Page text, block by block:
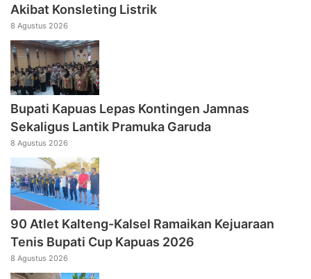
Akibat Konsleting Listrik
8 Agustus 2026
Bupati Kapuas Lepas Kontingen Jamnas
Sekaligus Lantik Pramuka Garuda
8 Agustus 2026
90 Atlet Kalteng-Kalsel Ramaikan Kejuaraan
Tenis Bupati Cup Kapuas 2026
8 Agustus 2026